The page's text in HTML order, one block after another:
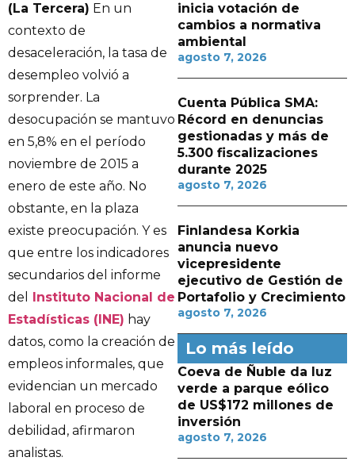
(La Tercera) En un
contexto de
desaceleración, la tasa de
desempleo volvió a
sorprender. La
desocupación se mantuvo
en 5,8% en el período
noviembre de 2015 a
enero de este año. No
obstante, en la plaza
existe preocupación. Y es
que entre los indicadores
secundarios del informe
del
Instituto Nacional de
Estadísticas (INE) hay
datos, como la creación de
empleos informales, que
evidencian un mercado
laboral en proceso de
debilidad, afirmaron
analistas.
inicia votación de
cambios a normativa
ambiental
agosto 7, 2026
Cuenta Pública SMA:
Récord en denuncias
gestionadas y más de
5.300 fiscalizaciones
durante 2025
agosto 7, 2026
Finlandesa Korkia
anuncia nuevo
vicepresidente
ejecutivo de Gestión de
Portafolio y Crecimiento
agosto 7, 2026
Lo más leído
Coeva de Ñuble da luz
verde a parque eólico
de US$172 millones de
inversión
agosto 7, 2026